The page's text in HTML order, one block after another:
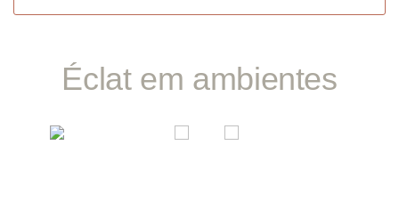
Éclat em ambientes